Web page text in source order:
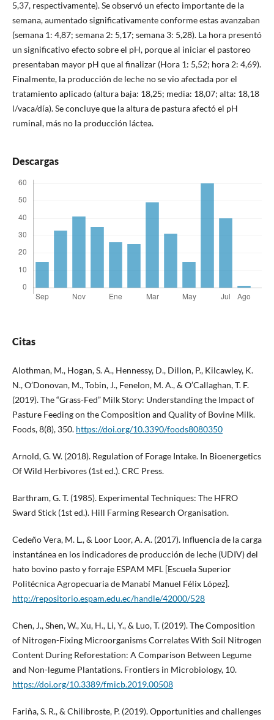
5,37, respectivamente). Se observó un efecto importante de la
semana, aumentado significativamente conforme estas avanzaban
(semana 1: 4,87; semana 2: 5,17; semana 3: 5,28). La hora presentó
un significativo efecto sobre el pH, porque al iniciar el pastoreo
presentaban mayor pH que al finalizar (Hora 1: 5,52; hora 2: 4,69).
Finalmente, la producción de leche no se vio afectada por el
tratamiento aplicado (altura baja: 18,25; media: 18,07; alta: 18,18
l/vaca/día). Se concluye que la altura de pastura afectó el pH
ruminal, más no la producción láctea.
Descargas
Citas
Alothman, M., Hogan, S. A., Hennessy, D., Dillon, P., Kilcawley, K.
N., O’Donovan, M., Tobin, J., Fenelon, M. A., & O’Callaghan, T. F.
(2019). The “Grass-Fed” Milk Story: Understanding the Impact of
Pasture Feeding on the Composition and Quality of Bovine Milk.
Foods, 8(8), 350. https://doi.org/10.3390/foods8080350
Arnold, G. W. (2018). Regulation of Forage Intake. In Bioenergetics
Of Wild Herbivores (1st ed.). CRC Press.
Barthram, G. T. (1985). Experimental Techniques: The HFRO
Sward Stick (1st ed.). Hill Farming Research Organisation.
Cedeño Vera, M. L., & Loor Loor, A. A. (2017). Influencia de la carga
instantánea en los indicadores de producción de leche (UDIV) del
hato bovino pasto y forraje ESPAM MFL [Escuela Superior
Politécnica Agropecuaria de Manabí Manuel Félix López].
http://repositorio.espam.edu.ec/handle/42000/528
Chen, J., Shen, W., Xu, H., Li, Y., & Luo, T. (2019). The Composition
of Nitrogen-Fixing Microorganisms Correlates With Soil Nitrogen
Content During Reforestation: A Comparison Between Legume
and Non-legume Plantations. Frontiers in Microbiology, 10.
https://doi.org/10.3389/fmicb.2019.00508
Fariña, S. R., & Chilibroste, P. (2019). Opportunities and challenges